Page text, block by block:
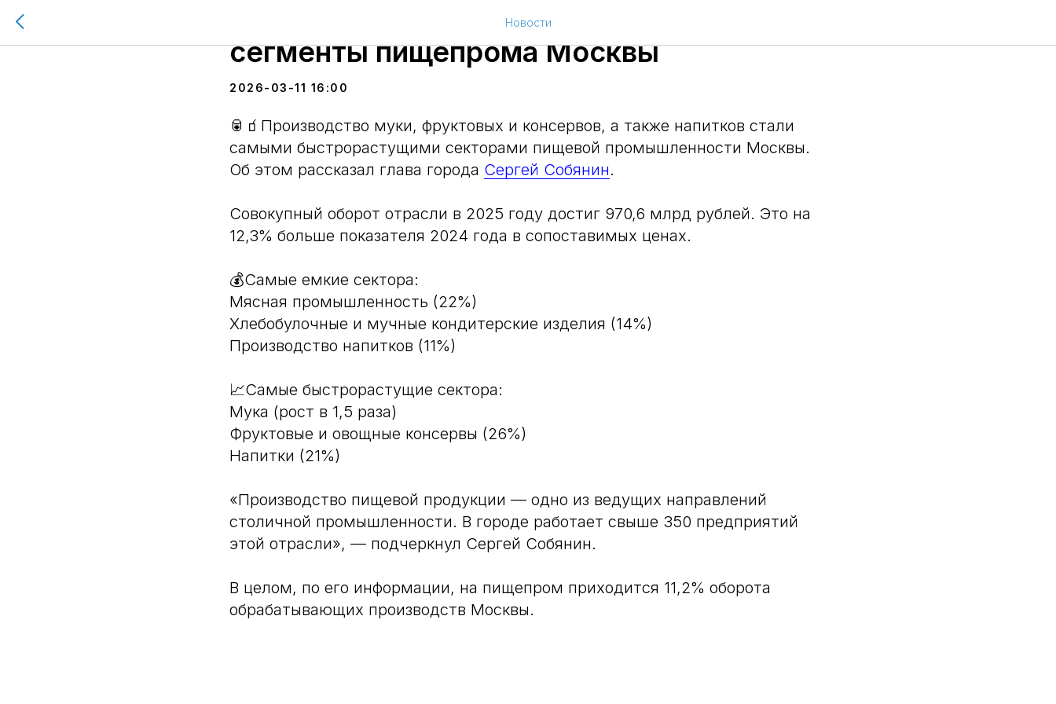
Новости
Названы самые емкие и быстрорастущие
сегменты пищепрома Москвы
2026-03-11 16:00
🥫🧃Производство муки, фруктовых и консервов, а также напитков стали
самыми быстрорастущими секторами пищевой промышленности Москвы.
Об этом рассказал глава города Сергей Собянин.
Совокупный оборот отрасли в 2025 году достиг 970,6 млрд рублей. Это на
12,3% больше показателя 2024 года в сопоставимых ценах.
💰Самые емкие сектора:
Мясная промышленность (22%)
Хлебобулочные и мучные кондитерские изделия (14%)
Производство напитков (11%)
📈Самые быстрорастущие сектора:
Мука (рост в 1,5 раза)
Фруктовые и овощные консервы (26%)
Напитки (21%)
«Производство пищевой продукции — одно из ведущих направлений
столичной промышленности. В городе работает свыше 350 предприятий
этой отрасли», — подчеркнул Сергей Собянин.
В целом, по его информации, на пищепром приходится 11,2% оборота
обрабатывающих производств Москвы.